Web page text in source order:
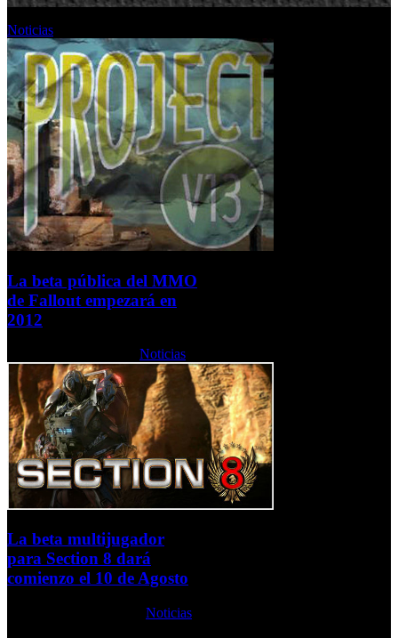
Noticias
La beta pública del MMO
de Fallout empezará en
2012
Noticias
La beta multijugador
para Section 8 dará
comienzo el 10 de Agosto
Noticias